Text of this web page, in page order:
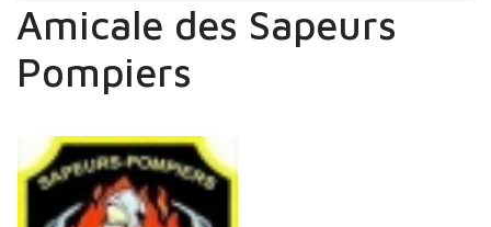
Amicale des Sapeurs
Pompiers